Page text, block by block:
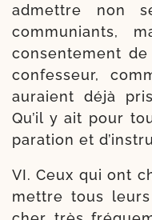
admettre non
com­mu­niants,
consen­te­ment
confes­seur,
auraient déjà
Qu’il y ait pour
pa­ra­tion et
VI. Ceux qui ont
mettre tous